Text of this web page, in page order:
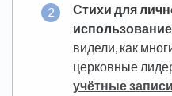
Стихи для
видели, как
церковные
учётные